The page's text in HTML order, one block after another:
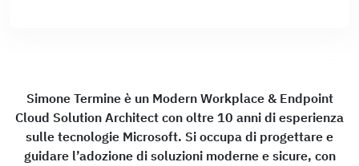
Simone Termine è un Modern Workplace & Endpoint
Cloud Solution Architect con oltre 10 anni di esperienza
sulle tecnologie Microsoft. Si occupa di progettare e
guidare l’adozione di soluzioni moderne e sicure, con